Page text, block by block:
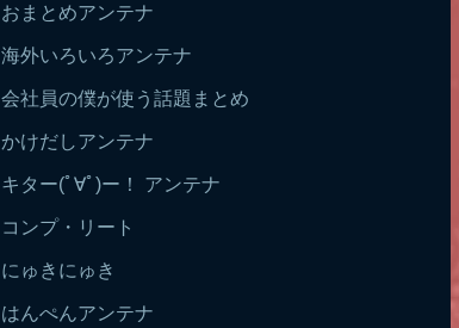
おまとめアンテナ
海外いろいろアンテナ
会社員の僕が使う話題まとめ
かけだしアンテナ
キター(ﾟ∀ﾟ)ー！ アンテナ
コンプ・リート
にゅきにゅき
はんぺんアンテナ